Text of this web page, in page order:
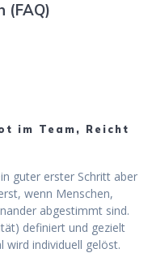
(FAQ)
im Team, Reicht
guter erster Schritt aber
wenn Menschen,
abgestimmt sind.
definiert und gezielt
wird individuell gelöst.